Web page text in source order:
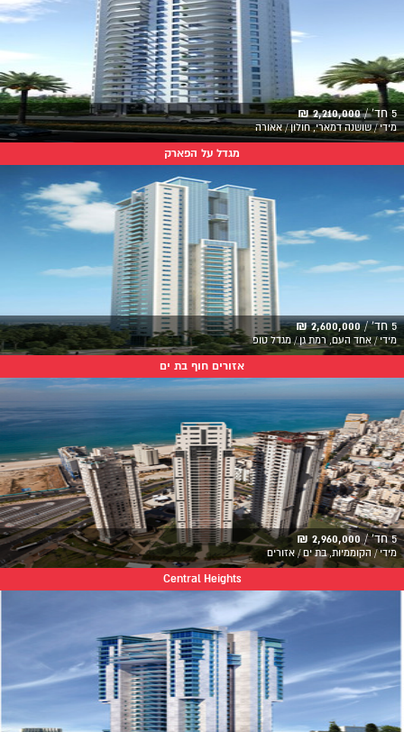
5 חד' / 2,210,000 ₪
מידי / שושנה דמארי, חולון / אאורה
מגדל על הפארק
5 חד' / 2,600,000 ₪
מידי / אחד העם, רמת גן / מגדל טופ
אזורים חוף בת ים
5 חד' / 2,960,000 ₪
מידי / הקוממיות, בת ים / אזורים
Central Heights